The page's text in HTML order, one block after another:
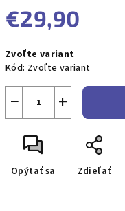
€29,90
cena:
Zvoľte variant
Kód: Zvoľte variant
+
−
Opýtať sa Zdieľať